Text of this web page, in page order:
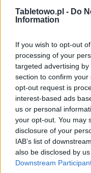
Tabletowo.pl - Do
Information
If you wish to opt-out
processing of your
targeted advertising
section to confirm
opt-out request is
interest-based ads
us or personal
your opt-out. You may
disclosure of your
IAB’s list of
also be disclosed by
Downstream